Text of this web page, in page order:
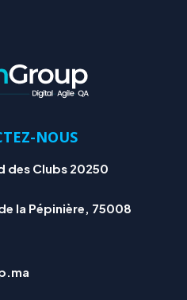
NOUS
des Clubs 20250
la Pépinière, 75008